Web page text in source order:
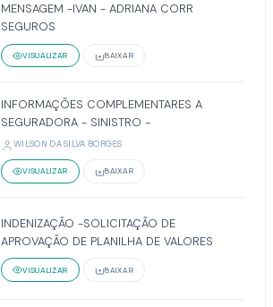
MENSAGEM -IVAN - ADRIANA CORR
SEGUROS
VISUALIZAR BAIXAR
INFORMAÇÕES COMPLEMENTARES A
SEGURADORA - SINISTRO -
WILSON DA SILVA BORGES
VISUALIZAR BAIXAR
INDENIZAÇÃO -SOLICITAÇÃO DE
APROVAÇÃO DE PLANILHA DE VALORES
VISUALIZAR BAIXAR